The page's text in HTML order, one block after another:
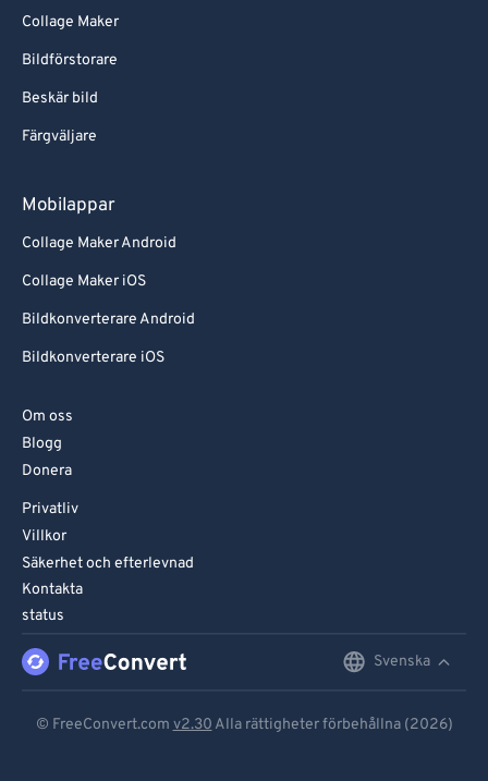
Collage Maker
Bildförstorare
Beskär bild
Färgväljare
Mobilappar
Collage Maker Android
Collage Maker iOS
Bildkonverterare Android
Bildkonverterare iOS
Om oss
Blogg
Donera
Privatliv
Villkor
Säkerhet och efterlevnad
Kontakta
status
Svenska
© FreeConvert.com v2.30 Alla rättigheter förbehållna (2026)